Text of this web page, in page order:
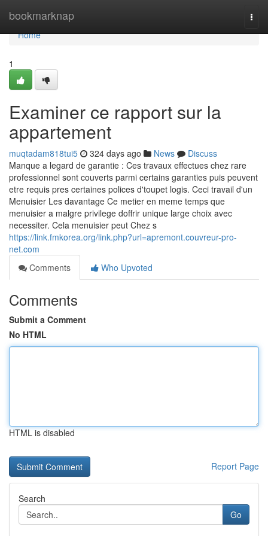
bookmarknap
Home
Home
1
Examiner ce rapport sur la
appartement
muqtadam818tui5 324 days ago News
Discuss
Manque a legard de garantie : Ces travaux effectues chez rare
professionnel sont couverts parmi certains garanties puis peuvent
etre requis pres certaines polices d'toupet logis. Ceci travail d'un
Menuisier Les davantage Ce metier en meme temps que
menuisier a malgre privilege doffrir unique large choix avec
necessiter. Cela menuisier peut Chez s
https://link.fmkorea.org/link.php?url=apremont.couvreur-pro-
net.com
Comments
Who Upvoted
Comments
Submit a Comment
No HTML
HTML is disabled
Report Page
Search
Go